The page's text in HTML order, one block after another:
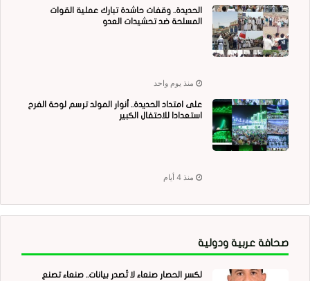
الحديدة.. وقفات حاشدة تبارك عملية القوات
المسلحة ضد تحشيدات العدو
منذ يوم واحد
على امتداد الحديدة.. أنوار المولد ترسم لوحة الفرح
استعدادا للاحتفال الكبير
منذ 4 أيام
صحافة عربية ودولية
لكسر الحصار صنعاء لا تُصدر بيانات.. صنعاء تصنع